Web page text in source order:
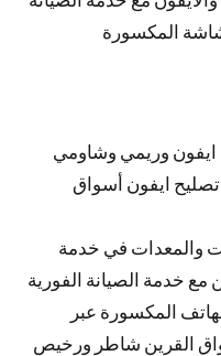
المكسورة
ايفون وريمي وشاومي
ايفون أسواق
والمعدات في خدمة
خدمة الصيانة الفورية
المكسورة عبر
القرين شاطر ورخيص